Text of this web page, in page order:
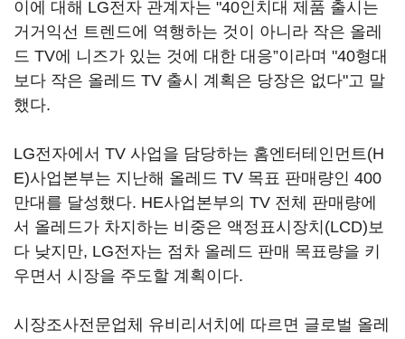
이에 대해 LG전자 관계자는 "40인치대 제품 출시는
거거익선 트렌드에 역행하는 것이 아니라 작은 올레
드 TV에 니즈가 있는 것에 대한 대응”이라며 "40형대
보다 작은 올레드 TV 출시 계획은 당장은 없다"고 말
했다.
LG전자에서 TV 사업을 담당하는 홈엔터테인먼트(H
E)사업본부는 지난해 올레드 TV 목표 판매량인 400
만대를 달성했다. HE사업본부의 TV 전체 판매량에
서 올레드가 차지하는 비중은 액정표시장치(LCD)보
다 낮지만, LG전자는 점차 올레드 판매 목표량을 키
우면서 시장을 주도할 계획이다.
시장조사전문업체 유비리서치에 따르면 글로벌 올레